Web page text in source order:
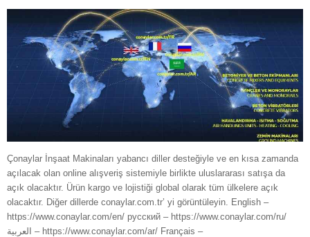
Çonaylar İnşaat Makinaları yabancı diller desteğiyle ve en kısa zamanda
açılacak olan online alışveriş sistemiyle birlikte uluslararası satışa da
açık olacaktır. Ürün kargo ve lojistiği global olarak tüm ülkelere açık
olacaktır. Diğer dillerde conaylar.com.tr’ yi görüntüleyin. English –
https://www.conaylar.com/en/ русский – https://www.conaylar.com/ru/
العربية – https://www.conaylar.com/ar/ Français –